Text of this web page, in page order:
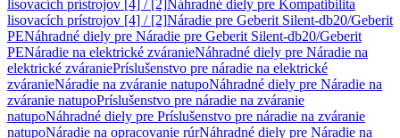
lisovacích prístrojov [4] / [2]Náhradné diely pre Kompatibilita
lisovacích prístrojov [4] / [2]Náradie pre Geberit Silent-db20/Geberit
PENáhradné diely pre Náradie pre Geberit Silent-db20/Geberit
PENáradie na elektrické zváranieNáhradné diely pre Náradie na
elektrické zváraniePríslušenstvo pre náradie na elektrické
zváranieNáradie na zváranie natupoNáhradné diely pre Náradie na
zváranie natupoPríslušenstvo pre náradie na zváranie
natupoNáhradné diely pre Príslušenstvo pre náradie na zváranie
natupoNáradie na opracovanie rúrNáhradné diely pre Náradie na